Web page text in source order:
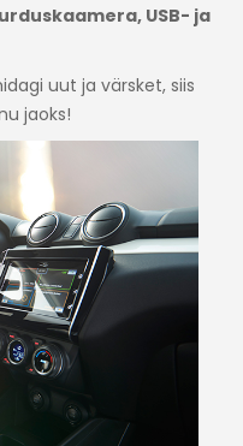
USB- ja
uut ja värsket, siis
jaoks!